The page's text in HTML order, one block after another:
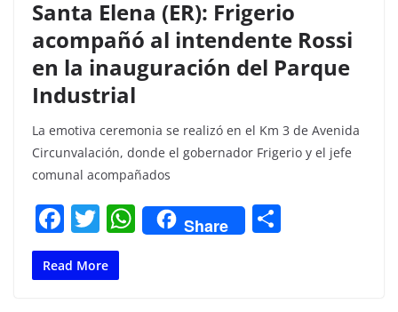
Santa Elena (ER): Frigerio
acompañó al intendente Rossi
en la inauguración del Parque
Industrial
La emotiva ceremonia se realizó en el Km 3 de Avenida
Circunvalación, donde el gobernador Frigerio y el jefe
comunal acompañados
F
a
c
T
w
itt
W
h
Share
Read More